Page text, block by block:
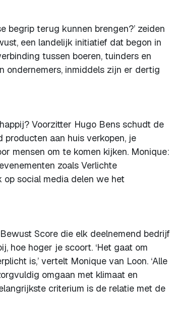
begrip terug kunnen brengen?’ zeiden
een landelijk initiatief dat begon in
tussen boeren, tuinders en
ondernemers, inmiddels zijn er dertig
Voorzitter Hugo Bens schudt de
producten aan huis verkopen, je
mensen om te komen kijken. Monique:
zoals Verlichte
op social media delen we het
Score die elk deelnemend bedrijf
hoe hoger je scoort. ‘Het gaat om
is,’ vertelt Monique van Loon. ‘Alle
omgaan met klimaat en
criterium is de relatie met de